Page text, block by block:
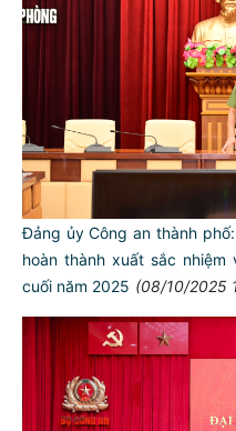
Đảng ủy Công an thành
hoàn thành xuất sắc
cuối năm 2025 (08/10/2025